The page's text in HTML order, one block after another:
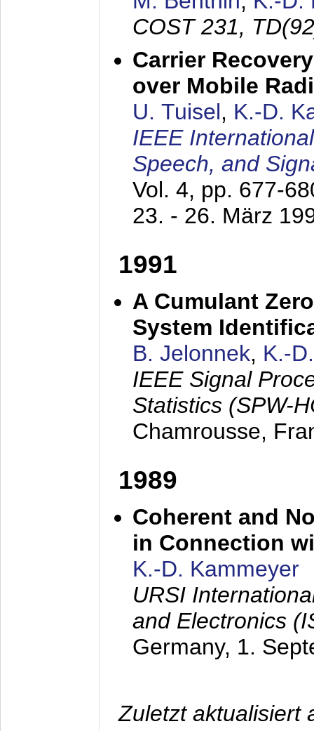
COST 231,
Carrier
over Mobile
U. Tuisel, K.-D.
IEEE
Speech, and
Vol. 4, pp. 677-
23. - 26. März
1991
A Cumulant
System
B. Jelonnek, K.-
IEEE Signal
Statistics (SPW-
Chamrousse,
1989
Coherent and
in Connection
K.-D. Kammeyer
URSI
and Electronics
Germany, 1.
Zuletzt aktualisiert